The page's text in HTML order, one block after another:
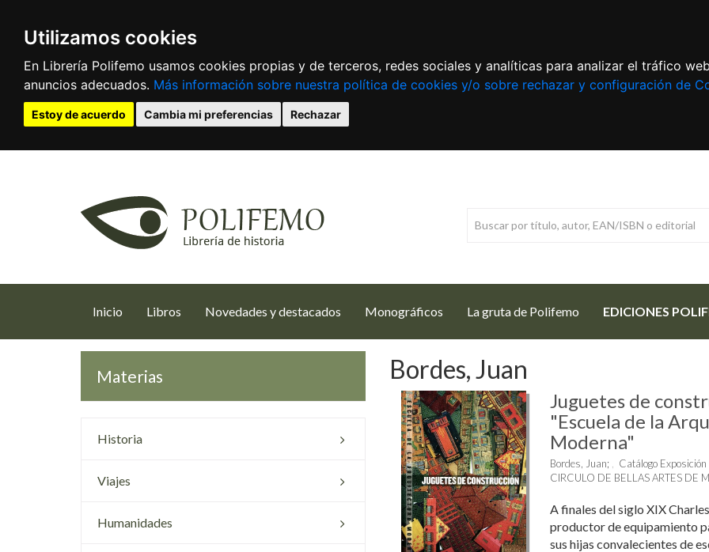
Utilizamos cookies
En Librería Polifemo usamos cookies propias y de terceros, redes sociales y analíticas para analizar el tráfico
anuncios adecuados. Más información sobre nuestra política de cookies y/o sobre rechazar y configuración de
Estoy de acuerdo Cambia mi preferencias Rechazar
Inicio (current)
Libros Novedades y destacados Monográficos La gruta de Polifemo EDICIONES
Materias
Historia
Viajes
Humanidades
Bordes, Juan
Juguetes de
"Escuela de la
Moderna"
Bordes, Juan;
Catálogo Exposición
CIRCULO DE BELLAS ARTES DE
A finales del siglo XIX
productor de equipamiento
sus hijas convalecientes de